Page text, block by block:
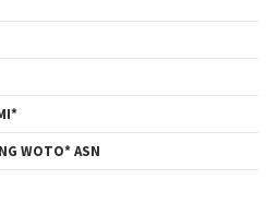
WOTO* ASN